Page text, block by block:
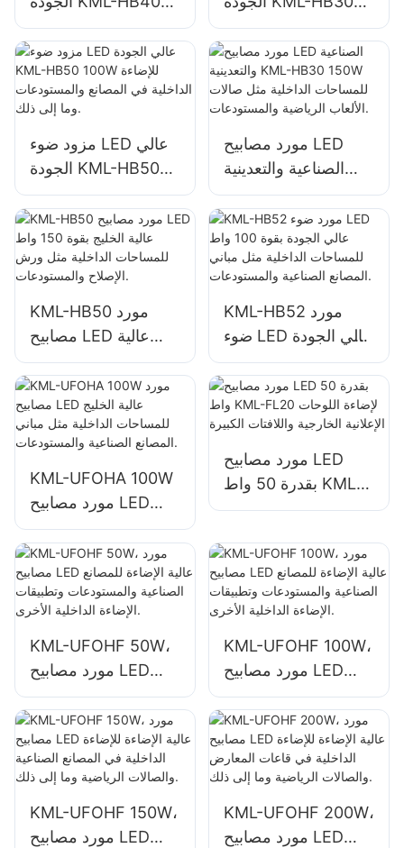
100W للإضاءة الداخلية
في المصانع
والمستودعات وما إلى
ذلك.
100W للإضاءة الداخلية
في المصانع
والمستودعات وما إلى
ذلك.
مزود ضوء LED عالي
الجودة KML-HB50
100W للإضاءة الداخلية
في المصانع
والمستودعات وما إلى
ذلك.
مورد مصابيح LED
الصناعية والتعدينية
KML-HB30 150W
للمساحات الداخلية
مثل صالات الألعاب
الرياضية
KML-HB50 مورد
مصابيح LED عالية
الخليج بقوة 150 واط
للمساحات الداخلية
مثل ورش الإصلاح
والمستودعات.
KML-HB52 مورد
ضوء LED عالي الجودة
بقوة 100 واط
للمساحات الداخلية
مثل مباني المصانع
الصناعية
والمستودعات.
KML-UFOHA 100W
مورد مصابيح LED
عالية الخليج للمساحات
الداخلية مثل مباني
المصانع الصناعية
والمستودعات.
مورد مصابيح LED
بقدرة 50 واط KML-
FL20 لإضاءة اللوحات
واللافتات الكبيرة
KML-UFOHF 50W،
مورد مصابيح LED
عالية الإضاءة للمصانع
الصناعية والمستودعات
وتطبيقات الإضاءة
الداخلية الأخرى.
KML-UFOHF 100W،
مورد مصابيح LED
عالية الإضاءة للمصانع
الصناعية والمستودعات
وتطبيقات الإضاءة
الداخلية الأخرى.
KML-UFOHF 150W،
مورد مصابيح LED
KML-UFOHF 200W،
مورد مصابيح LED